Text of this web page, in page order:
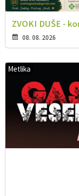
ZVOKI DUŠE -
08. 08. 2026
Metlika